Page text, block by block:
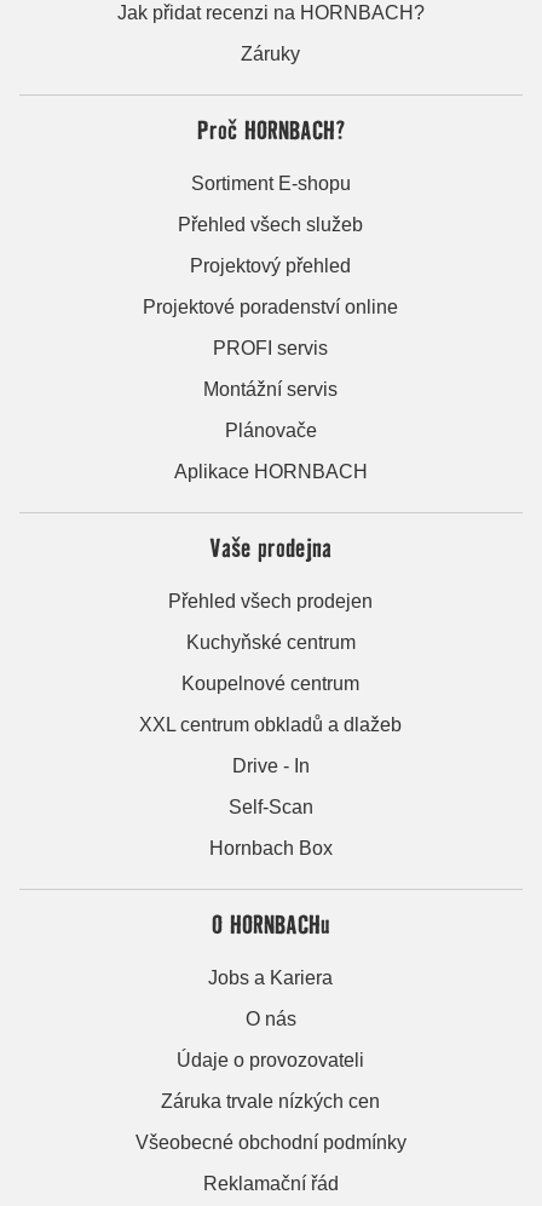
Jak přidat recenzi na HORNBACH?
Záruky
Proč HORNBACH?
Sortiment E-shopu
Přehled všech služeb
Projektový přehled
Projektové poradenství online
PROFI servis
Montážní servis
Plánovače
Aplikace HORNBACH
Vaše prodejna
Přehled všech prodejen
Kuchyňské centrum
Koupelnové centrum
XXL centrum obkladů a dlažeb
Drive - In
Self-Scan
Hornbach Box
O HORNBACHu
Jobs a Kariera
O nás
Údaje o provozovateli
Záruka trvale nízkých cen
Všeobecné obchodní podmínky
Reklamační řád